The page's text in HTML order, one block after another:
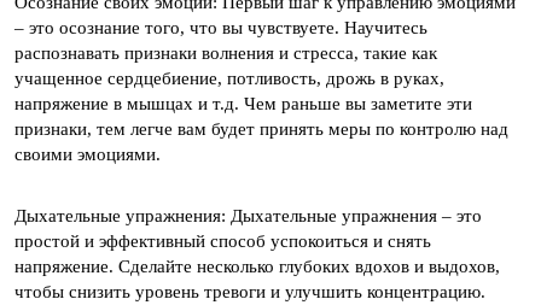
– это осознание того, что вы чувствуете. Научитесь
распознавать признаки волнения и стресса, такие как
учащенное сердцебиение, потливость, дрожь в руках,
напряжение в мышцах и т.д. Чем раньше вы заметите эти
признаки, тем легче вам будет принять меры по контролю над
своими эмоциями.
Дыхательные упражнения: Дыхательные упражнения – это
простой и эффективный способ успокоиться и снять
напряжение. Сделайте несколько глубоких вдохов и выдохов,
чтобы снизить уровень тревоги и улучшить концентрацию.